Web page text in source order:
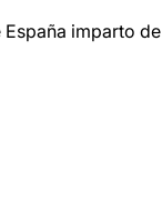
imparto de